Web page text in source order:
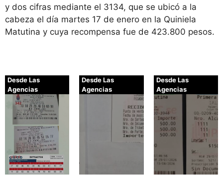
y dos cifras mediante el 3134, que se ubicó a la
cabeza el día martes 17 de enero en la Quiniela
Matutina y cuya recompensa fue de 423.800 pesos.
Desde Las
Agencias
Desde Las
Agencias
Desde Las
Agencias